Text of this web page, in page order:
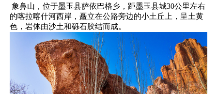
象鼻山，位于墨玉县萨依巴格乡，距墨玉县城30公里左右
的喀拉喀什河西岸，矗立在公路旁边的小土丘上，呈土黄
色，岩体由沙土和砾石胶结而成。